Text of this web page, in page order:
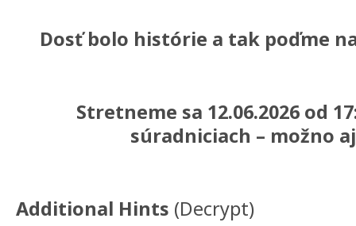
Dosť bolo histórie a tak poďme
Stretneme sa 12.06.2026 od
súradniciach – možno
Additional Hints (Decrypt)